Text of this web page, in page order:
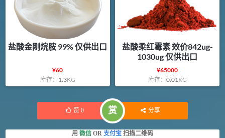
盐酸金刚烷胺 99% 仅供出口
¥60
库存： 1.3KG
盐酸柔红霉素 效价842ug-
1030ug 仅供出口
¥65000
库存： 0.01KG
赞 0 赏 分享
用 微信 OR 支付宝 扫描二维码